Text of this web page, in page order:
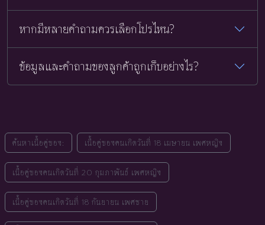
หากมีหลายคำถามควรเลือกโปรไหน?
ข้อมูลและคำถามของลูกค้าถูกเก็บอย่างไร?
ค้นหาเนื้อคู่ของ: เนื้อคู่ของคนเกิดวันที่ 18 เมษายน เพศหญิง
เนื้อคู่ของคนเกิดวันที่ 20 กุมภาพันธ์ เพศหญิง
เนื้อคู่ของคนเกิดวันที่ 18 กันยายน เพศชาย